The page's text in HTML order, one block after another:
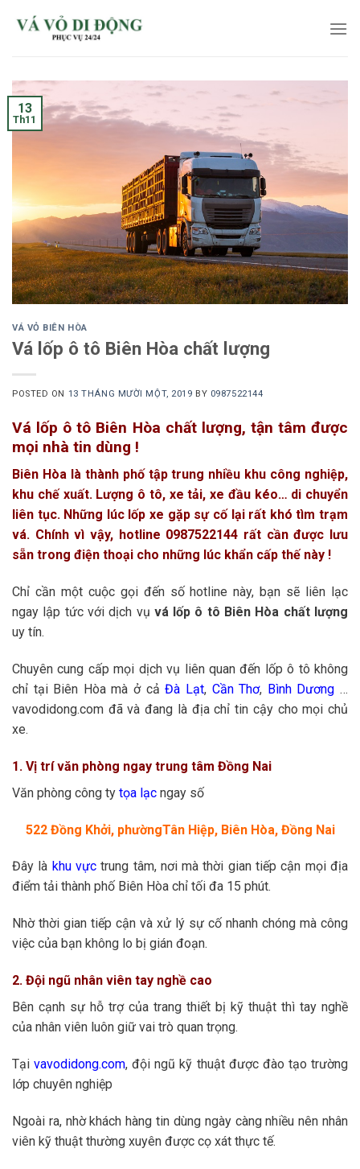
13
Th11
VÁ VỎ BIÊN HÒA
Vá lốp ô tô Biên Hòa chất lượng
POSTED ON 13 THÁNG MƯỜI MỘT, 2019 BY 0987522144
Vá lốp ô tô Biên Hòa chất lượng, tận tâm được
mọi nhà tin dùng !
Biên Hòa là thành phố tập trung nhiều khu công nghiệp,
khu chế xuất. Lượng ô tô, xe tải, xe đầu kéo… di chuyển
liên tục. Những lúc lốp xe gặp sự cố lại rất khó tìm trạm
vá. Chính vì vậy, hotline 0987522144 rất cần được lưu
sẵn trong điện thoại cho những lúc khẩn cấp thế này !
Chỉ cần một cuộc gọi đến số hotline này, bạn sẽ liên lạc
ngay lập tức với dịch vụ vá lốp ô tô Biên Hòa chất lượng
uy tín.
Chuyên cung cấp mọi dịch vụ liên quan đến lốp ô tô không
chỉ tại Biên Hòa mà ở cảĐà Lạt, Cần Thơ, Bình Dương …
vavodidong.com đã và đang là địa chỉ tin cậy cho mọi chủ
xe.
1. Vị trí văn phòng ngay trung tâm Đồng Nai
Văn phòng công ty tọa lạc ngay số
522 Đồng Khởi, phườngTân Hiệp, Biên Hòa, Đồng Nai
Đây là khu vựctrung tâm, nơi mà thời gian tiếp cận mọi địa
điểm tải thành phố Biên Hòa chỉ tối đa 15 phút.
Nhờ thời gian tiếp cận và xử lý sự cố nhanh chóng mà công
việc của bạn không lo bị gián đoạn.
2. Đội ngũ nhân viên tay nghề cao
Bên cạnh sự hỗ trợ của trang thiết bị kỹ thuật thì tay nghề
của nhân viên luôn giữ vai trò quan trọng.
Tạivavodidong.com, đội ngũ kỹ thuật được đào tạo trường
lớp chuyên nghiệp
Ngoài ra, nhờ khách hàng tin dùng ngày càng nhiều nên nhân
viên kỹ thuật thường xuyên được cọ xát thực tế.